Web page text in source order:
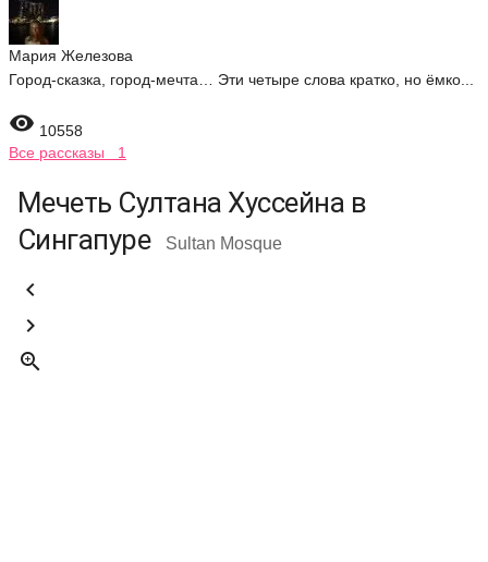
Мария Железова
Город-сказка, город-мечта… Эти четыре слова кратко, но ёмко...
 10558
Все рассказы 1
Мечеть Султана Хуссейна в
Сингапуре
Sultan Mosque


